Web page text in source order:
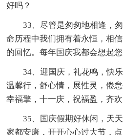
好吗？
33、尽管是匆匆地相逢，
命历程中我们拥有着永恒，相
的回忆。每年国庆我都会想起
34、迎国庆，礼花鸣，快
温馨行，舒心情，展性灵，倦
幸福擎，十一庆，祝福盈，齐欢
35、国庆假期好休闲，天
家都安康，开开心心过大节，点